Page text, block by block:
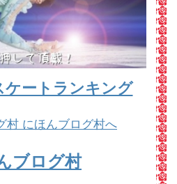
ケートランキング
ブログ村